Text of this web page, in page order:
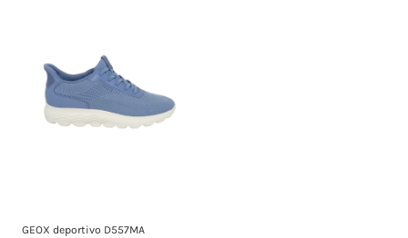
GEOX deportivo D557MA